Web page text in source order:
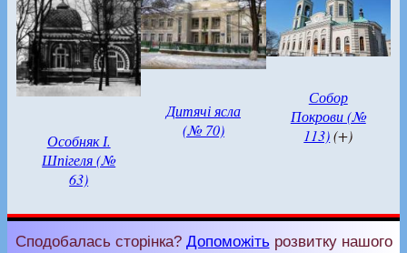
Особняк І.
Шпігеля (№
63)
Дитячі ясла
(№ 70)
Собор
Покрови (№
113)(+)
Сподобалась сторінка? Допоможітьрозвитку нашого